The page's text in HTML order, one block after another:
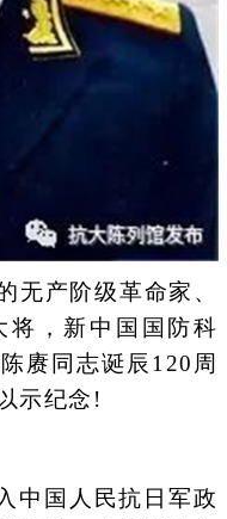
产阶级革命家、
将，新中国国防科
赓同志诞辰120周
示纪念!
国人民抗日军政